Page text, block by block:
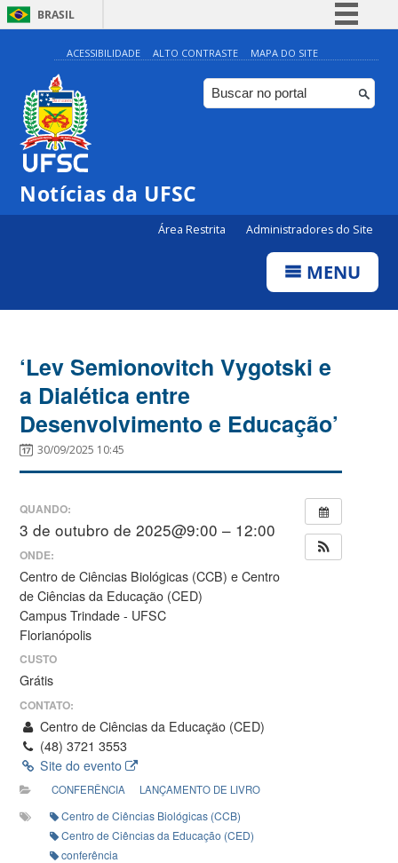
BRASIL
Simplifique!
Comunica BR
Participe
ACESSIBILIDADE ALTO CONTRASTE MAPA DO SITE
Notícias da UFSC
Área Restrita Administradores do Site
MENU
‘Lev Semionovitch Vygotski e
a Dialética entre
Desenvolvimento e Educação’
30/09/2025 10:45
QUANDO:
3 de outubro de 2025@9:00 – 12:00
ONDE:
Centro de Ciências Biológicas (CCB) e Centro
de Ciências da Educação (CED)
Campus Trindade - UFSC
Florianópolis
CUSTO
Grátis
CONTATO:
Centro de Ciências da Educação (CED)
(48) 3721 3553
Site do evento
CONFERÊNCIA LANÇAMENTO DE LIVRO
Centro de Ciências Biológicas (CCB)
Centro de Ciências da Educação (CED)
conferência